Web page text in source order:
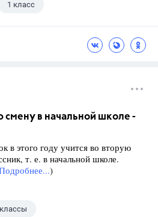
1 класс
в начальной школе -
в этого году учится во вторую
т. е. в начальной школе.
)